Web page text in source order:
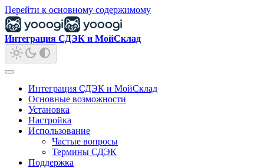
Перейти к основному содержимому
Интеграция СДЭК и МойСклад
Интеграция СДЭК и МойСклад
Основные возможности
Установка
Настройка
Использование
Частые вопросы
Термины СДЭК
Поддержка